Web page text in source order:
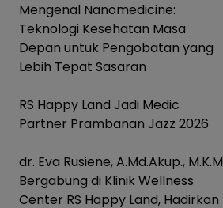
Mengenal Nanomedicine:
Teknologi Kesehatan Masa
Depan untuk Pengobatan yang
Lebih Tepat Sasaran
RS Happy Land Jadi Medic
Partner Prambanan Jazz 2026
dr. Eva Rusiene, A.Md.Akup., M.K.M
Bergabung di Klinik Wellness
Center RS Happy Land, Hadirkan